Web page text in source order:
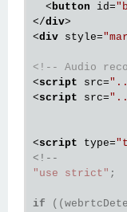
<button id=
</div>
<div style=
<!-- Audio
<script src=
<script src=
<script type=
"use strict" ;
if